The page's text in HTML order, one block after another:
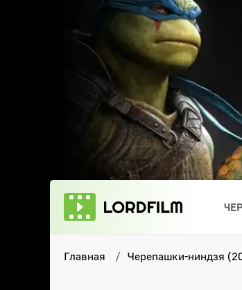
Главная Черепашки-ниндзя